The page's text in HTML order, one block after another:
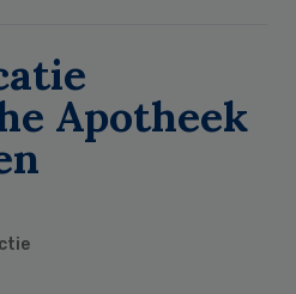
Apotheek